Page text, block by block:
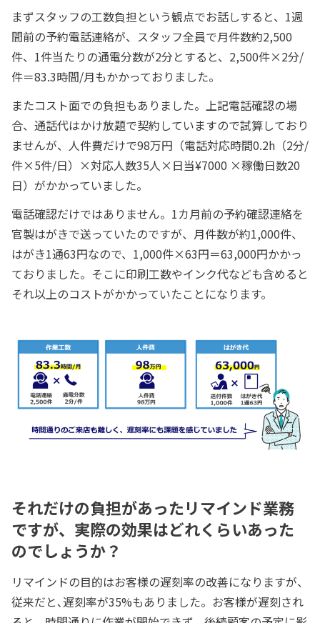
まずスタッフの工数負担という観点でお話しすると、1週
間前の予約電話連絡が、スタッフ全員で月件数約2,500
件、1件当たりの通電分数が2分とすると、2,500件×2分/
件＝83.3時間/月もかかっておりました。
またコスト面での負担もありました。上記電話確認の場
合、通話代はかけ放題で契約していますので試算しており
ませんが、人件費だけで98万円（電話対応時間0.2h（2分/
件×5件/日）×対応人数35人×日当¥7000 ×稼働日数20
日）がかかっていました。
電話確認だけではありません。1カ月前の予約確認連絡を
官製はがきで送っていたのですが、月件数が約1,000件、
はがき1通63円なので、1,000件×63円＝63,000円かかっ
ておりました。そこに印刷工数やインク代なども含めると
それ以上のコストがかかっていたことになります。
それだけの負担があったリマインド業務
ですが、実際の効果はどれくらいあった
のでしょうか？
リマインドの目的はお客様の遅刻率の改善になりますが、
従来だと､遅刻率が35%もありました。お客様が遅刻され